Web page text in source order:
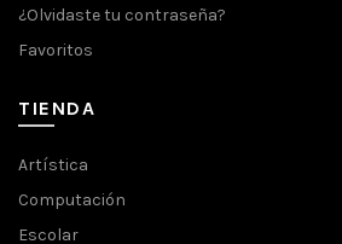
¿Olvidaste tu contraseña?
Favoritos
TIENDA
Artística
Computación
Escolar